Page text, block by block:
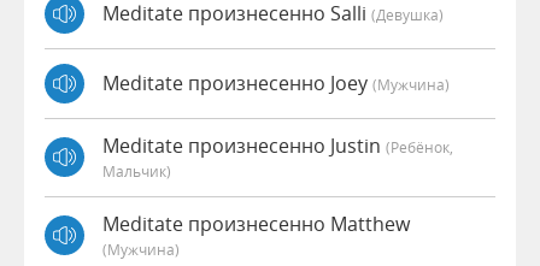
Meditate произнесенно Salli (девушка)
Meditate произнесенно Joey (мужчина)
Meditate произнесенно Justin (Ребёнок,
Мальчик)
Meditate произнесенно Matthew
(мужчина)